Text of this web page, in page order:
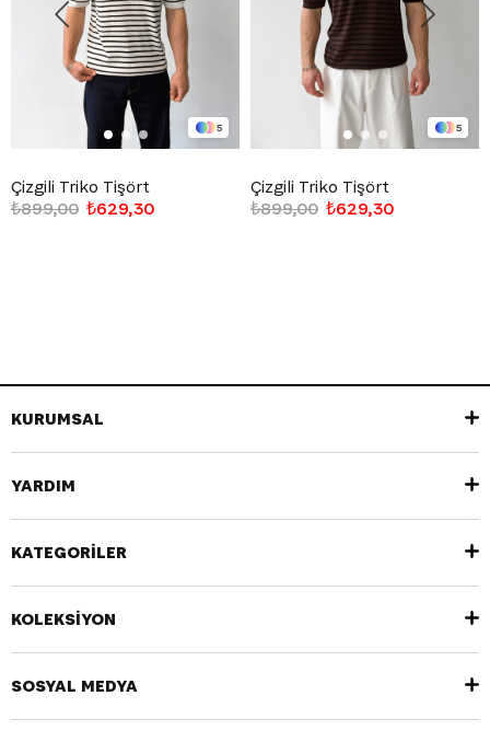
5
Çizgili Triko Tişört
₺629,30
₺899,00
5
Çizgili Triko Tişört
₺629,30
₺899,00
KURUMSAL
YARDIM
KATEGORİLER
KOLEKSİYON
SOSYAL MEDYA